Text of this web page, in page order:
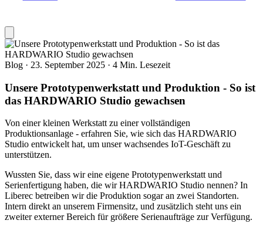
Blog · 23. September 2025 · 4 Min. Lesezeit
Unsere Prototypenwerkstatt und Produktion - So ist
das HARDWARIO Studio gewachsen
Von einer kleinen Werkstatt zu einer vollständigen
Produktionsanlage - erfahren Sie, wie sich das HARDWARIO
Studio entwickelt hat, um unser wachsendes IoT-Geschäft zu
unterstützen.
Wussten Sie, dass wir eine eigene Prototypenwerkstatt und
Serienfertigung haben, die wir HARDWARIO Studio nennen? In
Liberec betreiben wir die Produktion sogar an zwei Standorten.
Intern direkt an unserem Firmensitz, und zusätzlich steht uns ein
zweiter externer Bereich für größere Serienaufträge zur Verfügung.